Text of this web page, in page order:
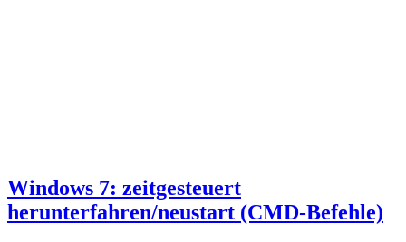
Windows 7: zeitgesteuert
herunterfahren/neustart (CMD-Befehle)